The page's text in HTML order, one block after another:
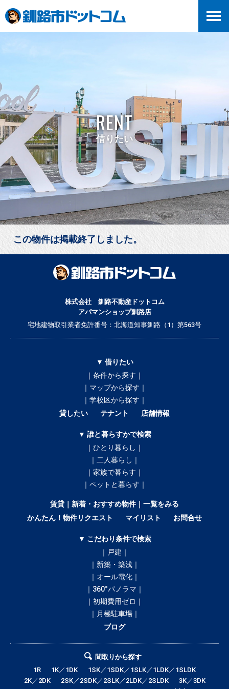
RENT
借りたい
この物件は掲載終了しました。
株式会社 釧路不動産ドットコム
アパマンショップ釧路店
宅地建物取引業者免許番号：北海道知事釧路（1）第563号
▼ 借りたい
｜条件から探す｜
｜マップから探す｜
｜学校区から探す｜
貸したい
テナント 店舗情報
▼ 誰と暮らすかで検索
｜ひとり暮らし｜
｜二人暮らし｜
｜家族で暮らす｜
｜ペットと暮らす｜
賃貸｜新着・おすすめ物件｜一覧をみる
かんたん！物件リクエスト
マイリスト お問合せ
▼ こだわり条件で検索
｜戸建｜
｜新築・築浅｜
｜オール電化｜
｜360°パノラマ｜
｜初期費用ゼロ｜
｜月極駐車場｜
ブログ
間取りから探す
1R
1K／1DK
1SK／1SDK／1SLK／1LDK／1SLDK
2K／2DK
2SK／2SDK／2SLK／2LDK／2SLDK
3K／3DK